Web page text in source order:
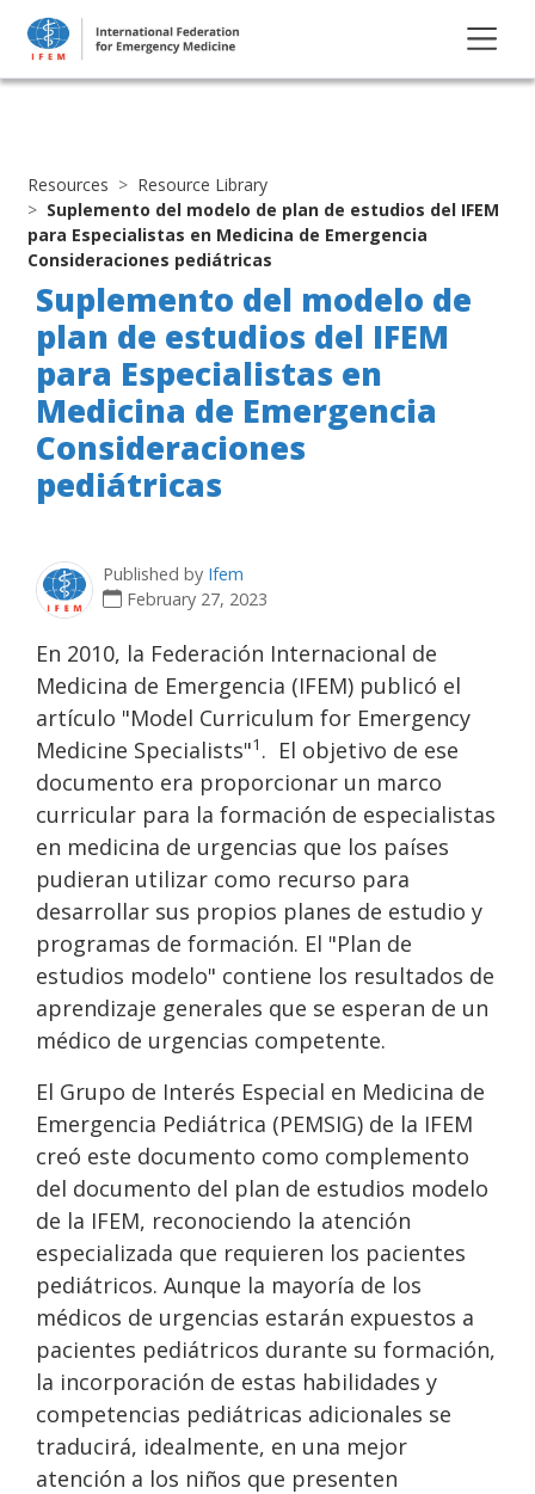
Resources
Resource Library
Suplemento del modelo de plan de estudios del IFEM
para Especialistas en Medicina de Emergencia
Consideraciones pediátricas
Suplemento del modelo de
plan de estudios del IFEM
para Especialistas en
Medicina de Emergencia
Consideraciones
pediátricas
Published by Ifem
February 27, 2023
En 2010, la Federación Internacional de
Medicina de Emergencia (IFEM) publicó el
artículo "Model Curriculum for Emergency
Medicine Specialists"1 . El objetivo de ese
documento era proporcionar un marco
curricular para la formación de especialistas
en medicina de urgencias que los países
pudieran utilizar como recurso para
desarrollar sus propios planes de estudio y
programas de formación. El "Plan de
estudios modelo" contiene los resultados de
aprendizaje generales que se esperan de un
médico de urgencias competente.
El Grupo de Interés Especial en Medicina de
Emergencia Pediátrica (PEMSIG) de la IFEM
creó este documento como complemento
del documento del plan de estudios modelo
de la IFEM, reconociendo la atención
especializada que requieren los pacientes
pediátricos. Aunque la mayoría de los
médicos de urgencias estarán expuestos a
pacientes pediátricos durante su formación,
la incorporación de estas habilidades y
competencias pediátricas adicionales se
traducirá, idealmente, en una mejor
atención a los niños que presenten